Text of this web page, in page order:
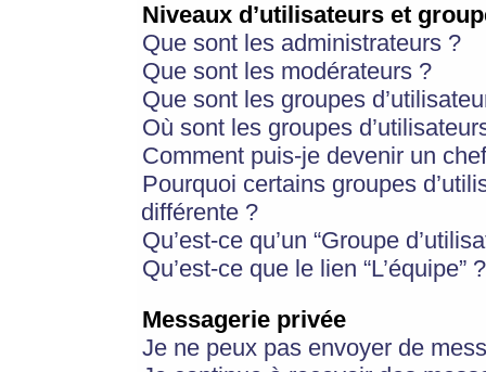
Niveaux d’utilisateurs et
Que sont les administrateurs ?
Que sont les modérateurs ?
Que sont les groupes
Où sont les groupes
Comment puis-je devenir un
Pourquoi certains groupes
différente ?
Qu’est-ce qu’un “Groupe
Qu’est-ce que le lien “L’équipe” ?
Messagerie privée
Je ne peux pas envoyer de